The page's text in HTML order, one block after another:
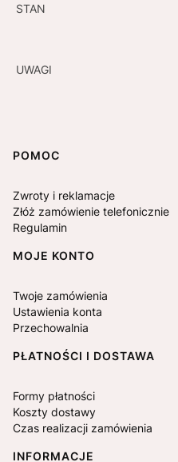
STAN
UWAGI
Linki w stopce
POMOC
Zwroty i reklamacje
Złóż zamówienie telefonicznie
Regulamin
MOJE KONTO
Twoje zamówienia
Ustawienia konta
Przechowalnia
PŁATNOŚCI I DOSTAWA
Formy płatności
Koszty dostawy
Czas realizacji zamówienia
INFORMACJE